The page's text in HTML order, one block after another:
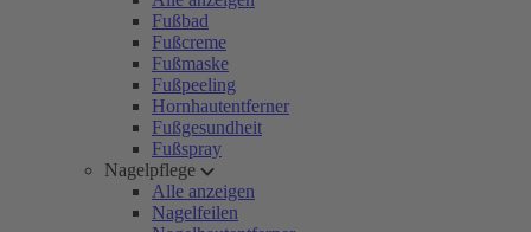
Fußbad
Fußcreme
Fußmaske
Fußpeeling
Hornhautentferner
Fußgesundheit
Fußspray
Nagelpflege
Alle anzeigen
Nagelfeilen